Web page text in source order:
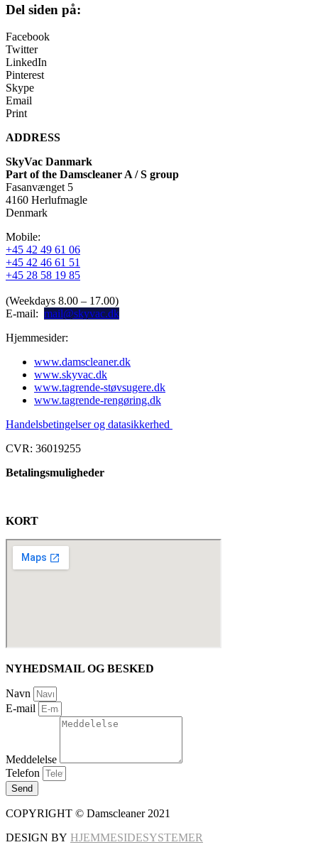
Del siden på:
Facebook
Twitter
LinkedIn
Pinterest
Skype
Email
Print
ADDRESS
SkyVac Danmark
Part of the Damscleaner A / S group
Fasanvænget 5
4160 Herlufmagle
Denmark
Mobile:
+45 42 49 61 06
+45 42 46 61 51
+45 28 58 19 85
(Weekdays 8.00 – 17.00)
E-mail: mail@skyvac.dk
Hjemmesider:
www.damscleaner.dk
www.skyvac.dk
www.tagrende-støvsugere.dk
www.tagrende-rengøring.dk
Handelsbetingelser og datasikkerhed
CVR: 36019255
Betalingsmuligheder
KORT
NYHEDSMAIL OG BESKED
Navn
E-mail
Meddelelse
Telefon
Send
COPYRIGHT © Damscleaner 2021
DESIGN BY HJEMMESIDESYSTEMER